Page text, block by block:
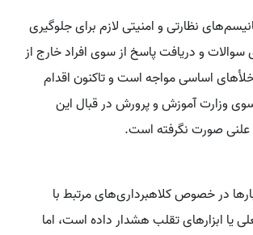
نظارتی و امنیتی لازم برای جلوگیری
سوالات و دریافت پاسخ از سوی افراد خارج از
اساسی مواجه است و تاکنون اقدام
وزارت آموزش و پرورش در قبال این
علنی صورت نگرفته است.
در خصوص کلاهبرداری‌های مرتبط با
یا ابزارهای تقلب هشدار داده است، اما